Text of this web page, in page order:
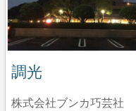
調光
株式会社ブンカ巧芸社